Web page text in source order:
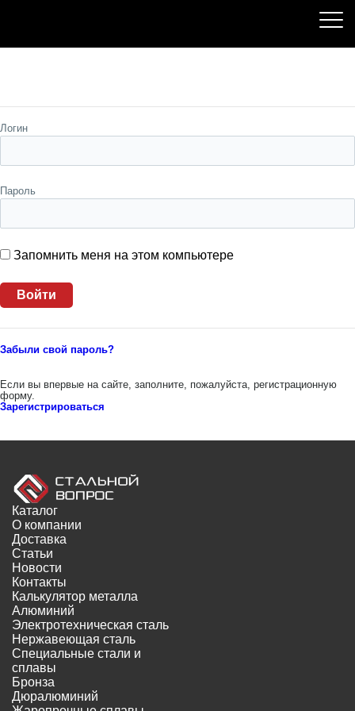
Логин
Пароль
Запомнить меня на этом компьютере
Забыли свой пароль?
Если вы впервые на сайте, заполните, пожалуйста, регистрационную
форму.
Зарегистрироваться
Каталог
О компании
Доставка
Статьи
Новости
Контакты
Калькулятор металла
Алюминий
Электротехническая сталь
Нержавеющая сталь
Специальные стали и
сплавы
Бронза
Дюралюминий